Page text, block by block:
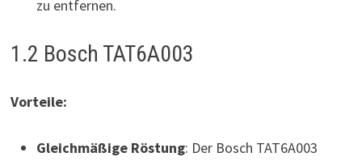
zu entfernen.
1.2 Bosch TAT6A003
Vorteile:
Gleichmäßige Röstung: Der Bosch TAT6A003